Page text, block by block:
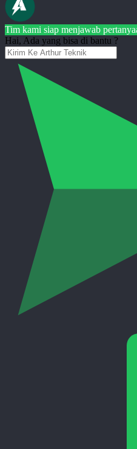
Tim kami siap menjawab
Hai, Ada yang bisa di bantu ?